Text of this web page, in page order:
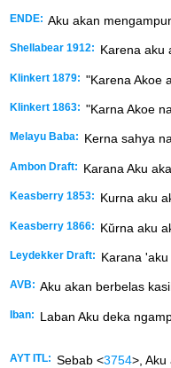
ENDE: Aku akan
Shellabear 1912: Karena aku
Klinkert 1879: "Karena Akoe
Klinkert 1863: "Karna Akoe
Melayu Baba: Kerna sahya
Ambon Draft: Karana Aku
Keasberry 1853: Kurna aku
Keasberry 1866: Kŭrna aku
Leydekker Draft: Karana
AVB: Aku akan berbelas
Iban: Laban Aku deka
AYT ITL: Sebab <3754>, Aku